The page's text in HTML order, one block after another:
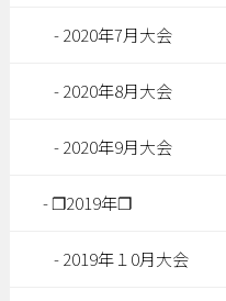
2020年7月大会
2020年8月大会
2020年9月大会
❐2019年❐
2019年１0月大会